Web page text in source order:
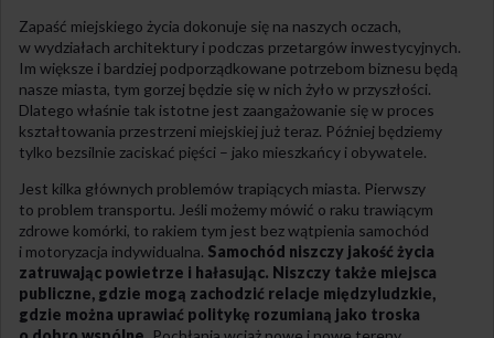
Zapaść miejskiego życia dokonuje się na naszych oczach,
w wydziałach architektury i podczas przetargów inwestycyjnych.
Im większe i bardziej podporządkowane potrzebom biznesu będą
nasze miasta, tym gorzej będzie się w nich żyło w przyszłości.
Dlatego właśnie tak istotne jest zaangażowanie się w proces
kształtowania przestrzeni miejskiej już teraz. Później będziemy
tylko bezsilnie zaciskać pięści – jako mieszkańcy i obywatele.
Jest kilka głównych problemów trapiących miasta. Pierwszy
to problem transportu. Jeśli możemy mówić o raku trawiącym
zdrowe komórki, to rakiem tym jest bez wątpienia samochód
i motoryzacja indywidualna. Samochód niszczy jakość życia
zatruwając powietrze i hałasując. Niszczy także miejsca
publiczne, gdzie mogą zachodzić relacje międzyludzkie,
gdzie można uprawiać politykę rozumianą jako troska